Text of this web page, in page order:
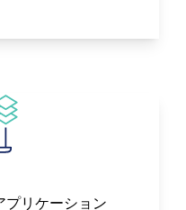
プリケーション